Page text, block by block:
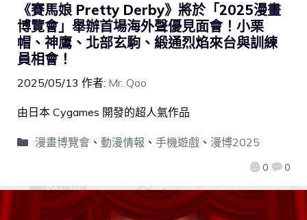
《賽馬娘 Pretty Derby》將於「2025漫畫
博覽會」舉辦首場海外聲優見面會！小栗
帽、神鷹、北部玄駒、緞通烈焰來台與訓練
員相會！
2025/05/13 作者: Mr. Qoo
0 0
由日本 Cygames 開發的超人氣作品
漫畫博覽會、 動漫情報 、 手機遊戲、 漫博2025